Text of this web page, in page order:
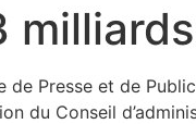
de Presse et de
du Conseil